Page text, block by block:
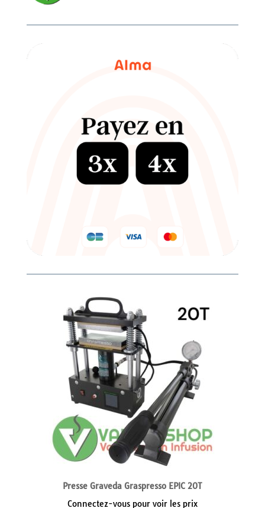
Presse Graveda Graspresso EPIC 20T
Connectez-vous pour voir les prix